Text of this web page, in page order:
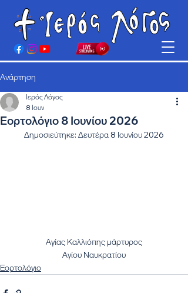
Ανάρτηση
Εορτολόγιο 8 Ιουνίου 2026
Ιερός Λόγος
8 Ιουν
Δημοσιεύτηκε: Δευτέρα 8 Ιουνίου 2026
Αγίας Καλλιόπης μάρτυρος
Αγίου Ναυκρατίου
Εορτολόγιο